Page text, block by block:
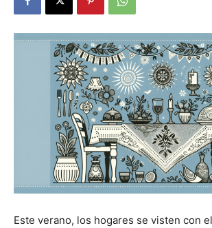
Este verano, los hogares se visten con